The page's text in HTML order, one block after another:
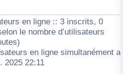
en ligne :: 3 inscrits, 0
le nombre d’utilisateurs
en ligne simultanément a
2025 22:11